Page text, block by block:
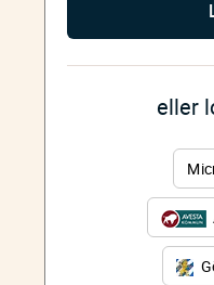
eller